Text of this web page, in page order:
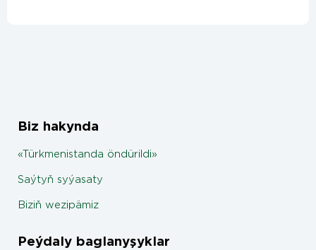
Biz hakynda
«Türkmenistanda öndürildi»
Saýtyň syýasaty
Biziň wezipämiz
Peýdaly baglanyşyklar